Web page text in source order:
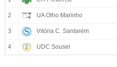
2 UA Olho Marinho
3 Vitória C. Santarém
4 UDC Sousel